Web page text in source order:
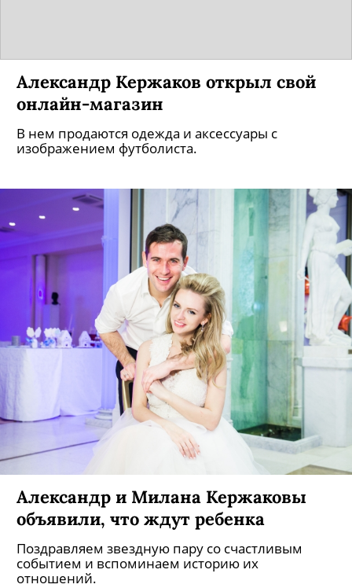
Александр Кержаков открыл свой
онлайн-магазин
В нем продаются одежда и аксессуары с
изображением футболиста.
Александр и Милана Кержаковы
объявили, что ждут ребенка
Поздравляем звездную пару со счастливым
событием и вспоминаем историю их
отношений.